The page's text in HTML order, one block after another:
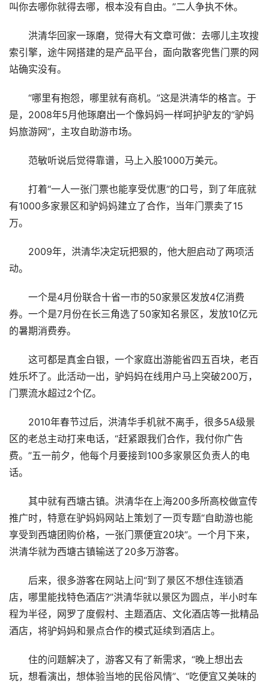
叫你去哪你就得去哪，根本没有自由。”二人争执不休。
洪清华回家一琢磨，觉得大有文章可做：去哪儿主攻搜
索引擎，途牛网搭建的是产品平台，面向散客兜售门票的网
站确实没有。
“哪里有抱怨，哪里就有商机。”这是洪清华的格言。于
是，2008年5月他琢磨出一个像妈妈一样呵护驴友的“驴妈
妈旅游网”，主攻自助游市场。
范敏听说后觉得靠谱，马上入股1000万美元。
打着“一人一张门票也能享受优惠”的口号，到了年底就
有1000多家景区和驴妈妈建立了合作，当年门票卖了15
万。
2009年，洪清华决定玩把狠的，他大胆启动了两项活
动。
一个是4月份联合十省一市的50家景区发放4亿消费
券。一个是7月份在长三角选了50家知名景区，发放10亿元
的暑期消费券。
这可都是真金白银，一个家庭出游能省四五百块，老百
姓乐坏了。此活动一出，驴妈妈在线用户马上突破200万，
门票流水超过2个亿。
2010年春节过后，洪清华手机就不离手，很多5A级景
区的老总主动打来电话，“赶紧跟我们合作，我付你广告
费。”五一前夕，他每个月要接到100多家景区负责人的电
话。
其中就有西塘古镇。洪清华在上海200多所高校做宣传
推广时，特意在驴妈妈网站上策划了一页专题“自助游也能
享受到西塘团购价格，一张门票便宜20块”。一个月下来，
洪清华就为西塘古镇输送了20多万游客。
后来，很多游客在网站上问“到了景区不想住连锁酒
店，哪里能找特色酒店?”洪清华就以景区为圆点，半小时车
程为半径，网罗了度假村、主题酒店、文化酒店等一批精品
酒店，将驴妈妈和景点合作的模式延续到酒店上。
住的问题解决了，游客又有了新需求，“晚上想出去
玩，想看演出，想体验当地的民俗风情”、“吃便宜又美味的